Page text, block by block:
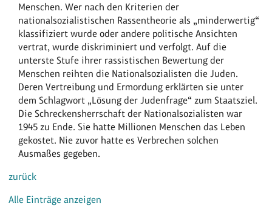
Menschen. Wer nach den Kriterien der
nationalsozialistischen Rassentheorie als „minderwertig“
klassifiziert wurde oder andere politische Ansichten
vertrat, wurde diskriminiert und verfolgt. Auf die
unterste Stufe ihrer rassistischen Bewertung der
Menschen reihten die Nationalsozialisten die Juden.
Deren Vertreibung und Ermordung erklärten sie unter
dem Schlagwort „Lösung der Judenfrage“ zum Staatsziel.
Die Schreckensherrschaft der Nationalsozialisten war
1945 zu Ende. Sie hatte Millionen Menschen das Leben
gekostet. Nie zuvor hatte es Verbrechen solchen
Ausmaßes gegeben.
zurück
Alle Einträge anzeigen